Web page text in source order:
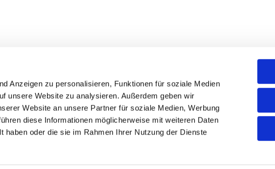
Anzeigen zu personalisieren, Funktionen für soziale Medien
unsere Website zu analysieren. Außerdem geben wir
Website an unsere Partner für soziale Medien, Werbung
diese Informationen möglicherweise mit weiteren Daten
haben oder die sie im Rahmen Ihrer Nutzung der Dienste
· Bahnhofstr. 15, 17489 Greifswald+49 3834 5735-0
Kontaktinformationen
Impressum
Hinweisgebersystem